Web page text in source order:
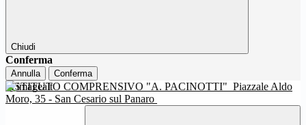
Chiudi
Conferma
Annulla Conferma
ISTITUTO COMPRENSIVO "A. PACINOTTI" Piazzale Aldo
Moro, 35 - San Cesario sul Panaro